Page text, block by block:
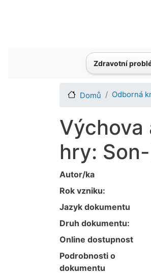
Main navigation
Zdravotní
Domů Odborná
Výchova
hry:
Autor/ka
Rok vzniku:
Jazyk dokumentu
Druh dokumentu:
Online dostupnost
Podrobnosti o
dokumentu